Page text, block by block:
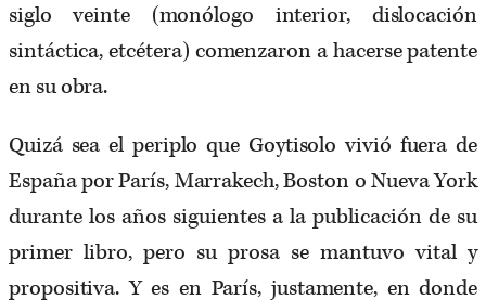
siglo veinte (monólogo interior, dislocación
sintáctica, etcétera) comenzaron a hacerse patente
en su obra.
Quizá sea el periplo que Goytisolo vivió fuera de
España por París, Marrakech, Boston o Nueva York
durante los años siguientes a la publicación de su
primer libro, pero su prosa se mantuvo vital y
propositiva. Y es en París, justamente, en donde